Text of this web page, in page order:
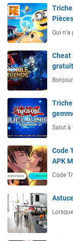
Qui
Cheat
Triche
Salut à
Code
APK
Code